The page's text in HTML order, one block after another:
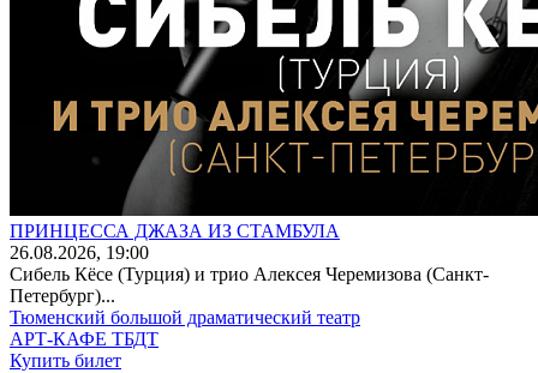
ПРИНЦЕССА ДЖАЗА ИЗ СТАМБУЛА
26.08.2026, 19:00
Сибель Кёсе (Турция) и трио Алексея Черемизова (Санкт-
Петербург)...
Тюменский большой драматический театр
АРТ-КАФЕ ТБДТ
Купить билет